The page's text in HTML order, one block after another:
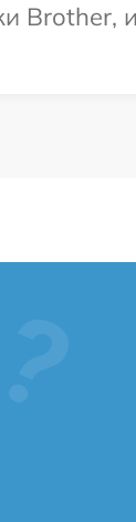
Brother,